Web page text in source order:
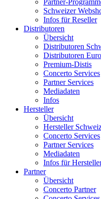
Schweizer
Infos für Reseller
Distributoren
Übersicht
Distributoren
Distributoren
Premium-Distis
Concerto Services
Partner Services
Mediadaten
Infos
Hersteller
Übersicht
Hersteller
Concerto Services
Partner Services
Mediadaten
Infos für
Partner
Übersicht
Concerto Partner